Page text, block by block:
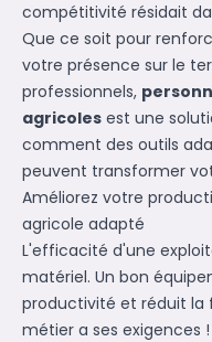
compétitivité résidait
Que ce soit pour
votre présence sur le
professionnels,
agricoles est une
comment des outils
peuvent transformer
Améliorez votre
agricole adapté
L'efficacité d'une
matériel. Un bon
productivité et réduit la
métier a ses exigences